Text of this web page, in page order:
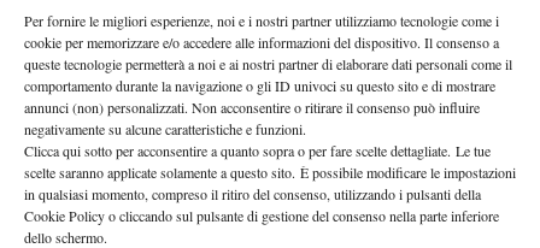
Per fornire le migliori esperienze, noi e i nostri partner utilizziamo tecnologie come i
cookie per memorizzare e/o accedere alle informazioni del dispositivo. Il consenso a
queste tecnologie permetterà a noi e ai nostri partner di elaborare dati personali come il
comportamento durante la navigazione o gli ID univoci su questo sito e di mostrare
annunci (non) personalizzati. Non acconsentire o ritirare il consenso può influire
negativamente su alcune caratteristiche e funzioni.
Clicca qui sotto per acconsentire a quanto sopra o per fare scelte dettagliate. Le tue
scelte saranno applicate solamente a questo sito. È possibile modificare le impostazioni
in qualsiasi momento, compreso il ritiro del consenso, utilizzando i pulsanti della
Cookie Policy o cliccando sul pulsante di gestione del consenso nella parte inferiore
dello schermo.
mondo, al numero 176 del ranking mentre Kudryavtsev migliora
il suo best ranking portandolo al numero 132. Migliora il suo
best ranking anche il tedesco Stebe, anche lui classe 90, che
dopo la finale di Kyoto la settimana scorsa, raggiunge le
semifinali anche in Cina e si spinge fino alla posizione numero
234 del ranking atp. In Cina era presente anche Gianluca Naso in
tabellone, ma è stato sconfitto al primo turno dalla promessa
brasiliana Tiago Fernandes, classe 93, per 64 62.